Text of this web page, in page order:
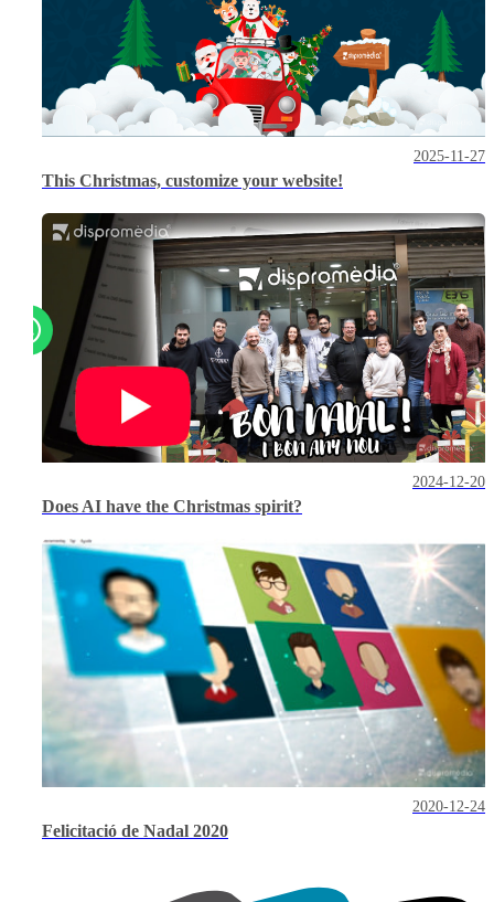
This Christmas, customize your website!
2025-11-27
Does AI have the Christmas spirit?
2024-12-20
Felicitació de Nadal 2020
2020-12-24